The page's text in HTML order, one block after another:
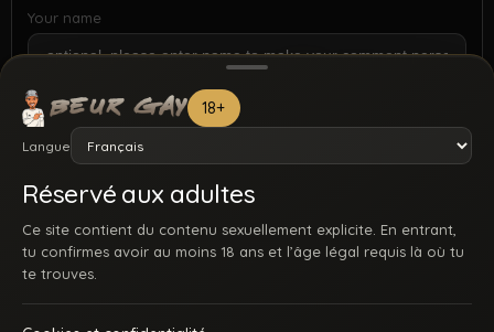
18+
Langue
Réservé aux adultes
Ce site contient du contenu sexuellement explicite. En entrant,
tu confirmes avoir au moins 18 ans et l’âge légal requis là où tu
te trouves.
Your name